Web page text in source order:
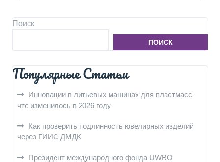
Поиск
ПОИСК
Популярные Статьи
Инновации в литьевых машинах для пластмасс:
что изменилось в 2026 году
Как проверить подлинность ювелирных изделий
через ГИИС ДМДК
Президент международного фонда UWRO